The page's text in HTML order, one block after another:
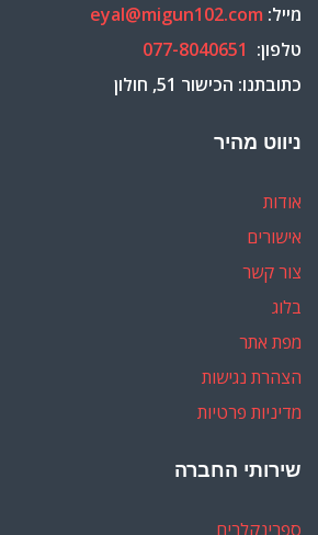
מייל: eyal@migun102.com
טלפון: 077-8040651
כתובתנו: הכישור 51, חולון
ניווט מהיר
אודות
אישורים
צור קשר
בלוג
מפת אתר
הצהרת נגישות
מדיניות פרטיות
שירותי החברה
ספרינקלרים